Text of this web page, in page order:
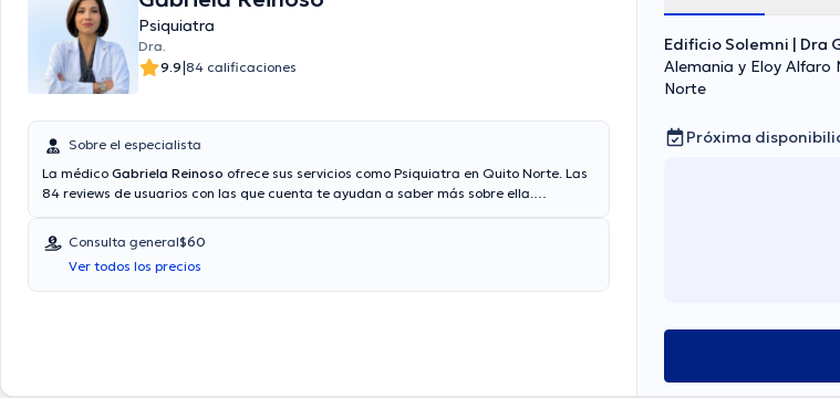
Psiquiatra
Dra.
9.9|84 calificaciones
Sobre el especialista
La médico Gabriela Reinoso ofrece sus servicios como Psiquiatra en Quito Norte. Las
84 reviews de usuarios con las que cuenta te ayudan a saber más sobre ella.
aseguradora son aceptadas. El precio de la consulta con la médico Gabriela Reinoso
es de $60.
Consulta general$60
Ver todos los precios
Edificio Solemni | Dra
Alemania y Eloy Alfaro
Norte
Próxima